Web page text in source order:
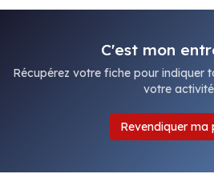
C'est mon
Récupérez votre fiche pour indiquer
votre
Revendiquer ma